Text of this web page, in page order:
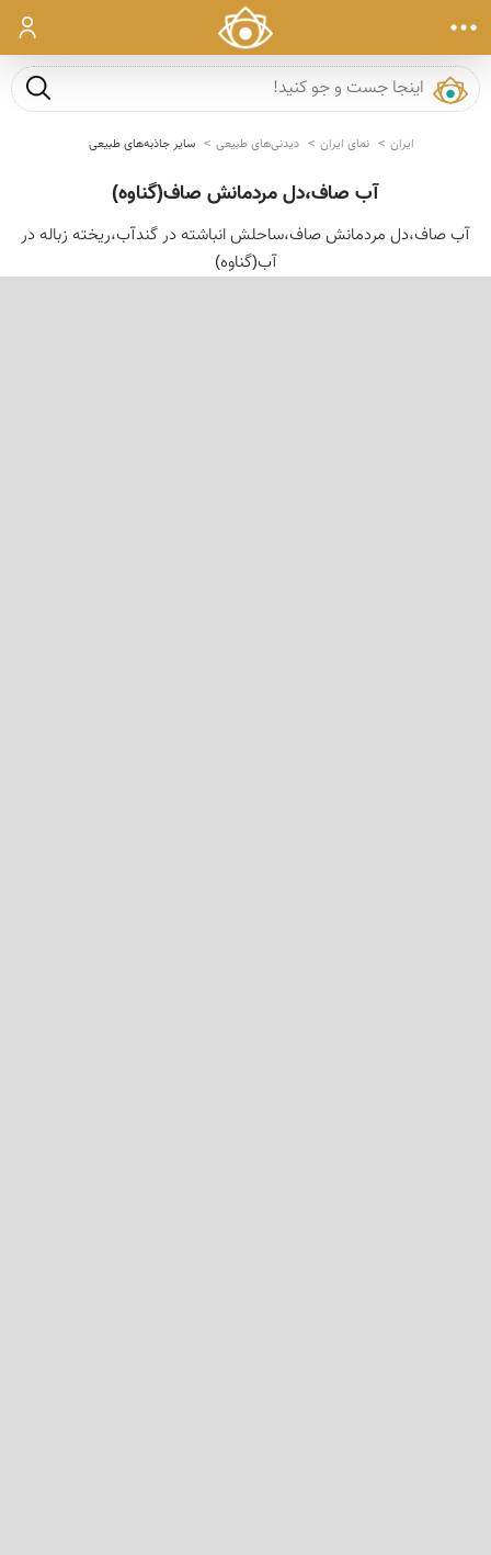
ورود
جست و
ایران نمای ایران دیدنی‌های طبیعی سایر جاذبه‌های طبیعی
آب صاف،دل مردمانش صاف(گناوه)
آب صاف،دل مردمانش صاف،ساحلش انباشته در گندآب،ریخته زباله در
آب(گناوه)